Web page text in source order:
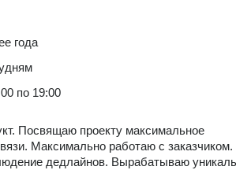
года
по 19:00
Посвящаю проекту максимальное
Максимально работаю с заказчиком.
дедлайнов. Вырабатываю